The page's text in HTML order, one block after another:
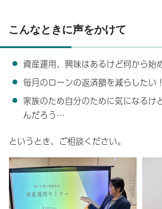
こんなときに声をかけて
資産運用、興味はあるけど何から
毎月のローンの返済額を減らしたい！
家族のため自分のために気になるけ
んだろう…
というとき、ご相談ください。